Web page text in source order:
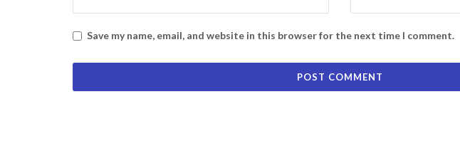
Save my name, email, and website in this browser for the next time I comment.